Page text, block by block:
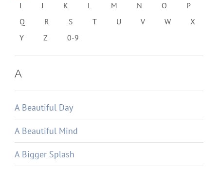
I
J K L M N O
P
Q
R S T U V W
X
Y
Z 0-9
A
A Beautiful Day
A Beautiful Mind
A Bigger Splash